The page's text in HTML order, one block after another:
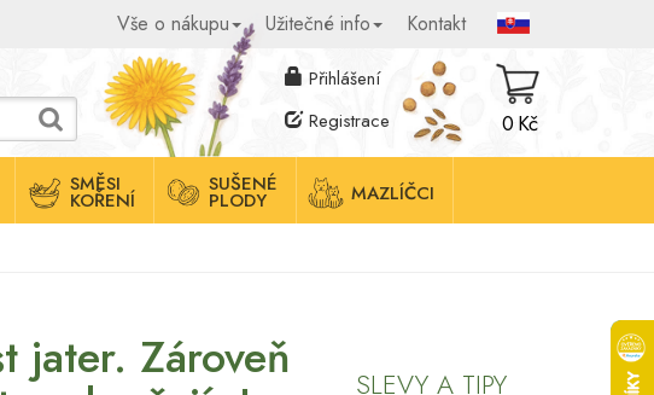
Vše o nákupu Užitečné info Kontakt
Přihlášení
Registrace
0 Kč
SMĚSI
KOŘENÍ
SUŠENÉ
PLODY MAZLÍČCI
jater. Zároveň SLEVY A TIPY